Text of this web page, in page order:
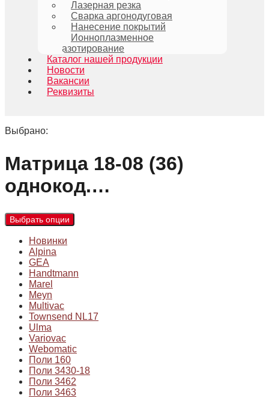
Лазерная резка
Сварка аргонодуговая
Нанесение покрытий
Ионноплазменное
азотирование
Каталог нашей продукции
Новости
Вакансии
Реквизиты
Выбрано:
Матрица 18-08 (36)
однокод.…
Выбрать опции
Новинки
Alpina
GEA
Handtmann
Marel
Meyn
Multivac
Townsend NL17
Ulma
Variovac
Webomatic
Поли 160
Поли 3430-18
Поли 3462
Поли 3463